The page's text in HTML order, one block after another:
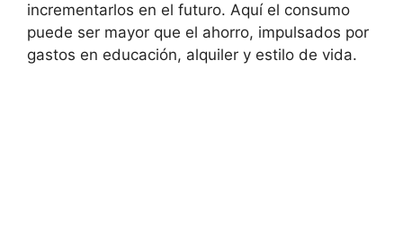
incrementarlos⁢ en el futuro. ⁤Aquí el consumo
puede ser mayor ‍que el ahorro, impulsados por
gastos en educación, alquiler y ⁤estilo de vida.